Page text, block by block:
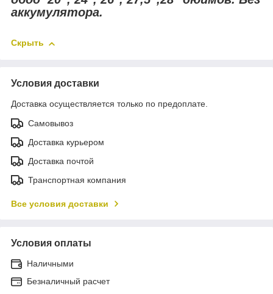
аккумулятора.
Скрыть
Условия доставки
Доставка осуществляется только по предоплате.
Самовывоз
Доставка курьером
Доставка почтой
Транспортная компания
Все условия доставки
Условия оплаты
Наличными
Безналичный расчет